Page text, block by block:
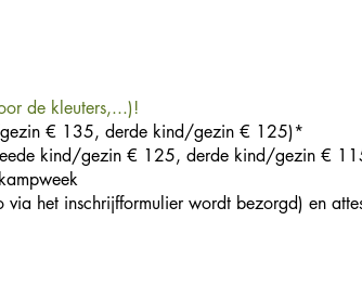
de kleuters,...)!
€ 135, derde kind/gezin € 125)*
kind/gezin € 125, derde kind/gezin €
via het inschrijfformulier wordt bezorgd) en